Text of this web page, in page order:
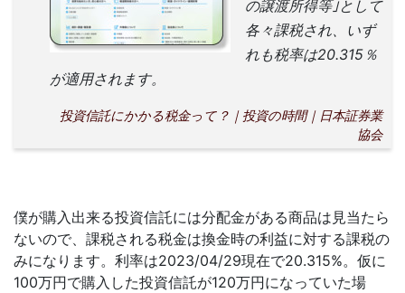
の譲渡所得等｣として
各々課税され、いず
れも税率は20.315％
が適用されます。
投資信託にかかる税金って？｜投資の時間｜日本証券業
協会
僕が購入出来る投資信託には分配金がある商品は見当たら
ないので、課税される税金は換金時の利益に対する課税の
みになります。利率は2023/04/29現在で20.315%。仮に
100万円で購入した投資信託が120万円になっていた場